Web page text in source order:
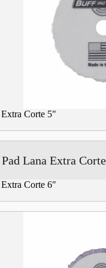
Corte 5"
Lana Extra
Corte 6"